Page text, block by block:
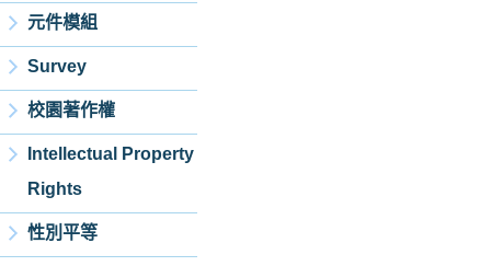
元件模組
Survey
校園著作權
Intellectual Property
Rights
性別平等